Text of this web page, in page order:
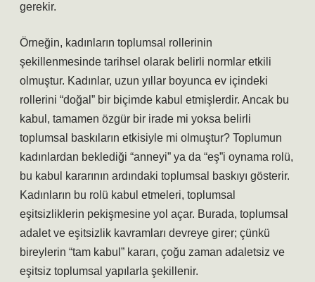
gerekir.
Örneğin, kadınların toplumsal rollerinin
şekillenmesinde tarihsel olarak belirli normlar etkili
olmuştur. Kadınlar, uzun yıllar boyunca ev içindeki
rollerini “doğal” bir biçimde kabul etmişlerdir. Ancak bu
kabul, tamamen özgür bir irade mi yoksa belirli
toplumsal baskıların etkisiyle mi olmuştur? Toplumun
kadınlardan beklediği “anneyi” ya da “eş”i oynama rolü,
bu kabul kararının ardındaki toplumsal baskıyı gösterir.
Kadınların bu rolü kabul etmeleri, toplumsal
eşitsizliklerin pekişmesine yol açar. Burada, toplumsal
adalet ve eşitsizlik kavramları devreye girer; çünkü
bireylerin “tam kabul” kararı, çoğu zaman adaletsiz ve
eşitsiz toplumsal yapılarla şekillenir.